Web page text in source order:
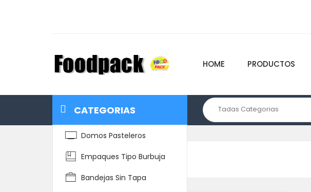
HOME PRODUCTOS
CATEGORIAS
Domos Pasteleros
Empaques Tipo Burbuja
Bandejas Sin Tapa
Home Detalle del Producto